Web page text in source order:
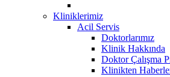
Kliniklerimiz
Acil Servis
Doktorlarımız
Klinik Hakkında
Doktor Çalışma
Klinikten